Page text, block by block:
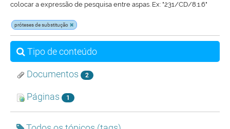
colocar a expressão de pesquisa entre aspas. Ex: "231/CD/8.1.6"
próteses de substitução
Tipo de conteúdo
Documentos 2
Páginas 1